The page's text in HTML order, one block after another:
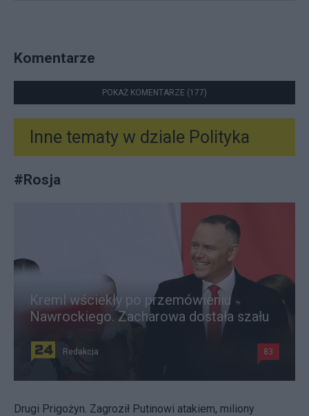
Komentarze
POKAŻ KOMENTARZE (177)
Inne tematy w dziale Polityka
#Rosja
Kreml wściekły po przemówieniu
Nawrockiego. Zacharowa dostała szału
Redakcja 83
Drugi Prigożyn. Zagroził Putinowi atakiem, miliony